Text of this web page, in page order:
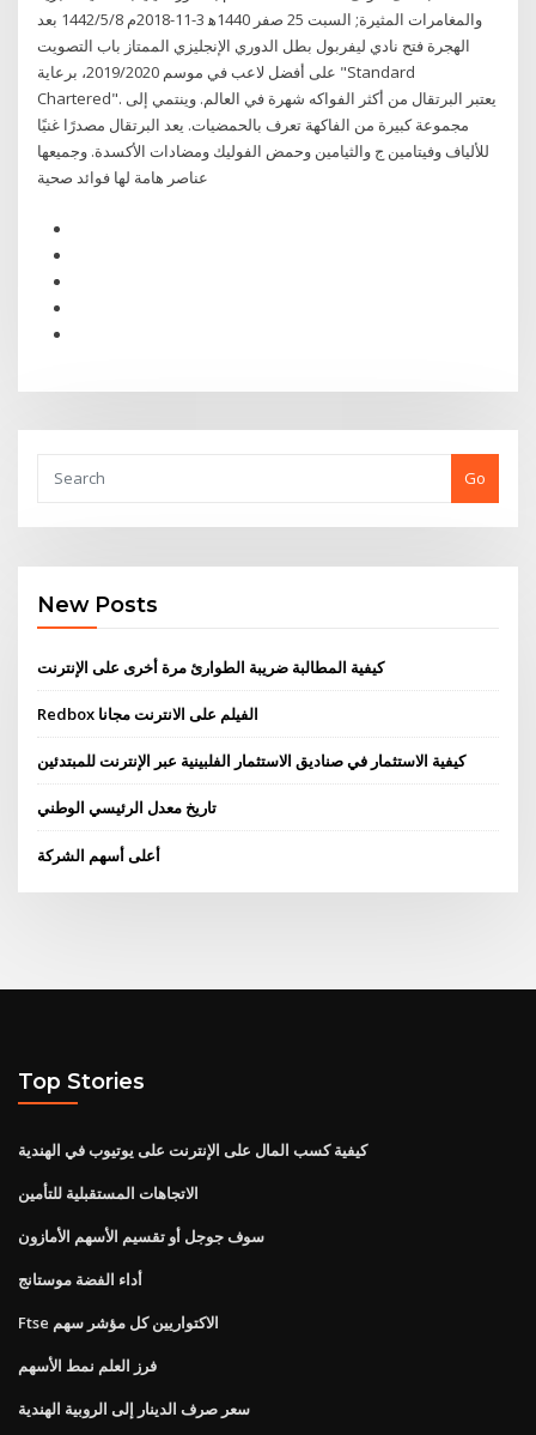
والمغامرات المثيرة; السبت 25 صفر 1440ﻫ 3-11-2018م 8‏‏/5‏‏/1442 بعد
الهجرة فتح نادي ليفربول بطل الدوري الإنجليزي الممتاز باب التصويت
على أفضل لاعب في موسم 2019/2020، برعاية "Standard
Chartered". يعتبر البرتقال من أكثر الفواكه شهرة في العالم. وينتمي إلى
مجموعة كبيرة من الفاكهة تعرف بالحمضيات. يعد البرتقال مصدرًا غنيًا
للألياف وفيتامين ج والثيامين وحمض الفوليك ومضادات الأكسدة. وجميعها
عناصر هامة لها فوائد صحية
Go
New Posts
كيفية المطالبة ضريبة الطوارئ مرة أخرى على الإنترنت
Redbox الفيلم على الانترنت مجانا
كيفية الاستثمار في صناديق الاستثمار الفلبينية عبر الإنترنت للمبتدئين
تاريخ معدل الرئيسي الوطني
أعلى أسهم الشركة
Top Stories
كيفية كسب المال على الإنترنت على يوتيوب في الهندية
الاتجاهات المستقبلية للتأمين
سوف جوجل أو تقسيم الأسهم الأمازون
أداء الفضة موستانج
Ftse الاكتواريين كل مؤشر سهم
فرز العلم نمط الأسهم
سعر صرف الدينار إلى الروبية الهندية